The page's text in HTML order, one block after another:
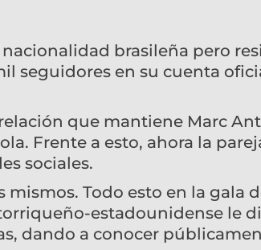
brasileña pero
seguidores en su cuenta
que mantiene Marc
Frente a esto, ahora la
sociales.
Todo esto en la gala
estadounidense le
dando a conocer